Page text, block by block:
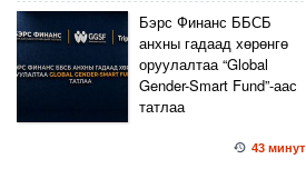
Бэрс Финанс ББСБ
анхны гадаад хөрөнгө
оруулалтаа “Global
Gender-Smart Fund”-аас
татлаа
43 минут